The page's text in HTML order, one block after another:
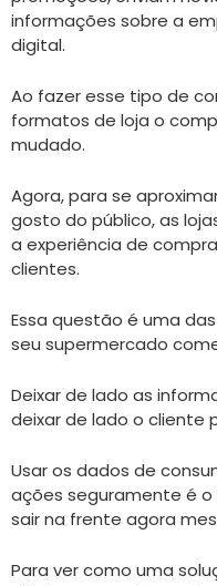
informações sobre a
digital.
Ao fazer esse tipo de
formatos de loja o
mudado.
Agora, para se
gosto do público, as
a experiência de
clientes.
Essa questão é uma
seu supermercado
Deixar de lado as
deixar de lado o cliente
Usar os dados de
ações seguramente é o
sair na frente agora
Para ver como uma